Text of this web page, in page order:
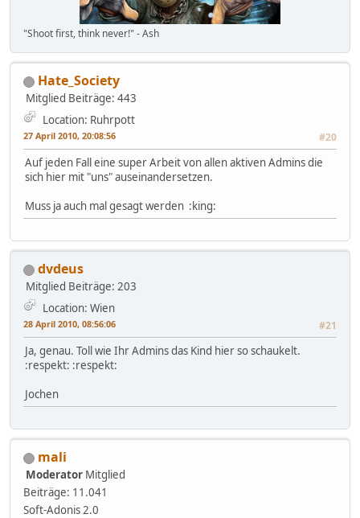
"Shoot first, think never!" - Ash
Hate_Society
Mitglied Beiträge: 443
Location: Ruhrpott
27 April 2010, 20:08:56 #20
Auf jeden Fall eine super Arbeit von allen aktiven Admins die
sich hier mit "uns" auseinandersetzen.
Muss ja auch mal gesagt werden :king:
dvdeus
Mitglied Beiträge: 203
Location: Wien
28 April 2010, 08:56:06 #21
Ja, genau. Toll wie Ihr Admins das Kind hier so schaukelt.
:respekt: :respekt:
Jochen
mali
Moderator Mitglied
Beiträge: 11.041
Soft-Adonis 2.0